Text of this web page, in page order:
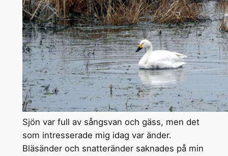
Sjön var full av sångsvan och gäss, men det
som intresserade mig idag var änder.
Bläsänder och snatteränder saknades på min